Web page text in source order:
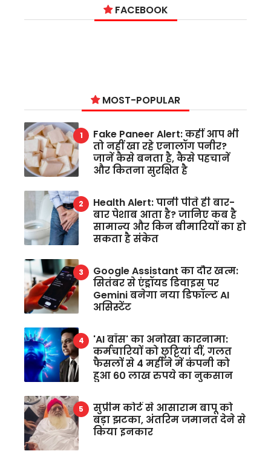
FACEBOOK
MOST-POPULAR
Fake Paneer Alert: कहीं आप भी
तो नहीं खा रहे एनालॉग पनीर?
जानें कैसे बनता है, कैसे पहचानें
और कितना सुरक्षित है
Health Alert: पानी पीते ही बार-
बार पेशाब आता है? जानिए कब है
सामान्य और किन बीमारियों का हो
सकता है संकेत
Google Assistant का दौर खत्म:
सितंबर से एंड्रॉयड डिवाइस पर
Gemini बनेगा नया डिफॉल्ट AI
असिस्टेंट
'AI बॉस' का अनोखा कारनामा:
कर्मचारियों को छुट्टियां दीं, गलत
फैसलों से 4 महीने में कंपनी को
हुआ 60 लाख रुपये का नुकसान
सुप्रीम कोर्ट से आसाराम बापू को
बड़ा झटका, अंतरिम जमानत देने से
किया इनकार